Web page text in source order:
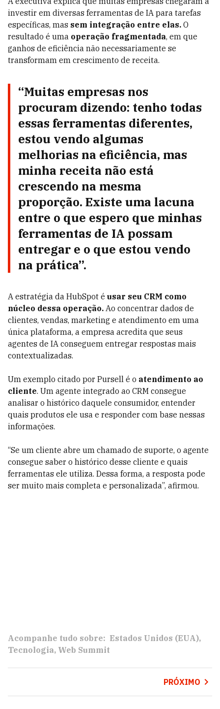
investir em diversas ferramentas de IA para tarefas
específicas, mas sem integração entre elas. O
resultado é uma operação fragmentada, em que
ganhos de eficiência não necessariamente se
transformam em crescimento de receita.
“Muitas empresas nos
procuram dizendo: tenho todas
essas ferramentas diferentes,
estou vendo algumas
melhorias na eficiência, mas
minha receita não está
crescendo na mesma
proporção. Existe uma lacuna
entre o que espero que minhas
ferramentas de IA possam
entregar e o que estou vendo
na prática”.
A estratégia da HubSpot é usar seu CRM como
núcleo dessa operação. Ao concentrar dados de
clientes, vendas, marketing e atendimento em uma
única plataforma, a empresa acredita que seus
agentes de IA conseguem entregar respostas mais
contextualizadas.
Um exemplo citado por Pursell é o atendimento ao
cliente. Um agente integrado ao CRM consegue
analisar o histórico daquele consumidor, entender
quais produtos ele usa e responder com base nessas
informações.
“Se um cliente abre um chamado de suporte, o agente
consegue saber o histórico desse cliente e quais
ferramentas ele utiliza. Dessa forma, a resposta pode
ser muito mais completa e personalizada”, afirmou.
Acompanhe tudo sobre: Estados Unidos (EUA)
Tecnologia Web Summit
PRÓXIMO